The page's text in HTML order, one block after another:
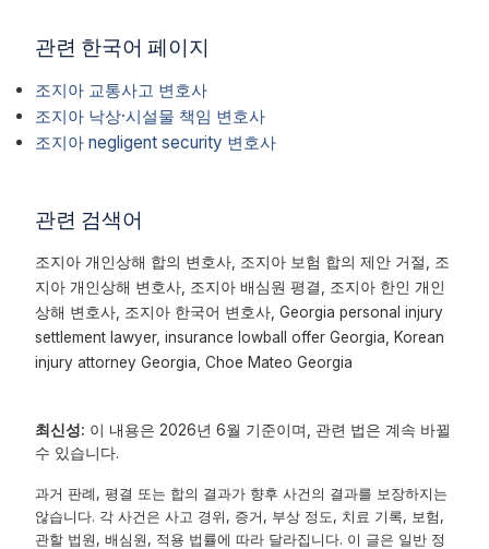
관련 한국어 페이지
조지아 교통사고 변호사
조지아 낙상·시설물 책임 변호사
조지아 negligent security 변호사
관련 검색어
조지아 개인상해 합의 변호사, 조지아 보험 합의 제안 거절, 조
지아 개인상해 변호사, 조지아 배심원 평결, 조지아 한인 개인
상해 변호사, 조지아 한국어 변호사, Georgia personal injury
settlement lawyer, insurance lowball offer Georgia, Korean
injury attorney Georgia, Choe Mateo Georgia
최신성: 이 내용은 2026년 6월 기준이며, 관련 법은 계속 바뀔
수 있습니다.
과거 판례, 평결 또는 합의 결과가 향후 사건의 결과를 보장하지는
않습니다. 각 사건은 사고 경위, 증거, 부상 정도, 치료 기록, 보험,
관할 법원, 배심원, 적용 법률에 따라 달라집니다. 이 글은 일반 정